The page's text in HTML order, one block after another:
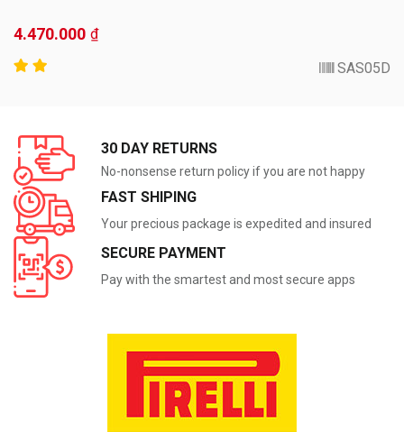
4.470.000 ₫
SAS05D
30 DAY RETURNS
No-nonsense return policy if you are not happy
FAST SHIPING
Your precious package is expedited and insured
SECURE PAYMENT
Pay with the smartest and most secure apps